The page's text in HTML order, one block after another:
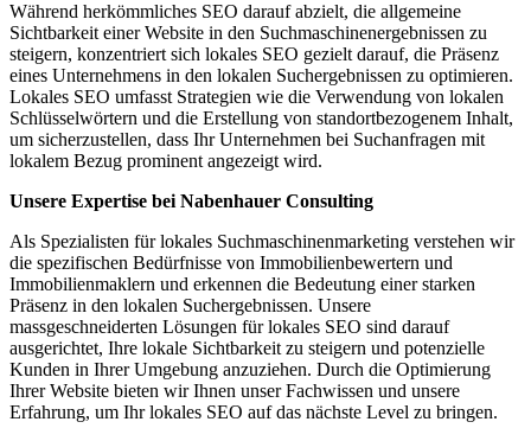
Während herkömmliches SEO darauf abzielt, die allgemeine
Sichtbarkeit einer Website in den Suchmaschinenergebnissen zu
steigern, konzentriert sich lokales SEO gezielt darauf, die Präsenz
eines Unternehmens in den lokalen Suchergebnissen zu optimieren.
Lokales SEO umfasst Strategien wie die Verwendung von lokalen
Schlüsselwörtern und die Erstellung von standortbezogenem Inhalt,
um sicherzustellen, dass Ihr Unternehmen bei Suchanfragen mit
lokalem Bezug prominent angezeigt wird.
Unsere Expertise bei Nabenhauer Consulting
Als Spezialisten für lokales Suchmaschinenmarketing verstehen wir
die spezifischen Bedürfnisse von Immobilienbewertern und
Immobilienmaklern und erkennen die Bedeutung einer starken
Präsenz in den lokalen Suchergebnissen. Unsere
massgeschneiderten Lösungen für lokales SEO sind darauf
ausgerichtet, Ihre lokale Sichtbarkeit zu steigern und potenzielle
Kunden in Ihrer Umgebung anzuziehen. Durch die Optimierung
Ihrer Website bieten wir Ihnen unser Fachwissen und unsere
Erfahrung, um Ihr lokales SEO auf das nächste Level zu bringen.